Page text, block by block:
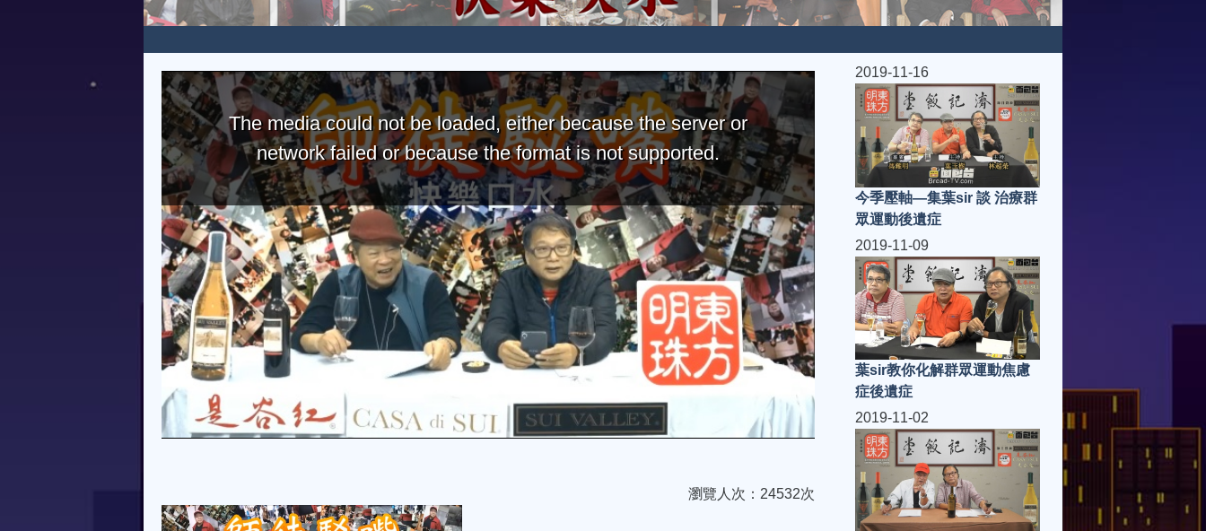
The media could not be loaded, either because the server or
network failed or because the format is not supported.
瀏覽人次：24532次
2019-11-16
今季壓軸—集葉sir 談 治療群
眾運動後遺症
2019-11-09
葉sir教你化解群眾運動焦慮
症後遺症
2019-11-02